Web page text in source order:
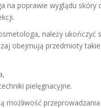
na poprawie wyglądu skóry
należy ukończyć
obejmują przedmioty
pielęgnacyjne.
możliwość